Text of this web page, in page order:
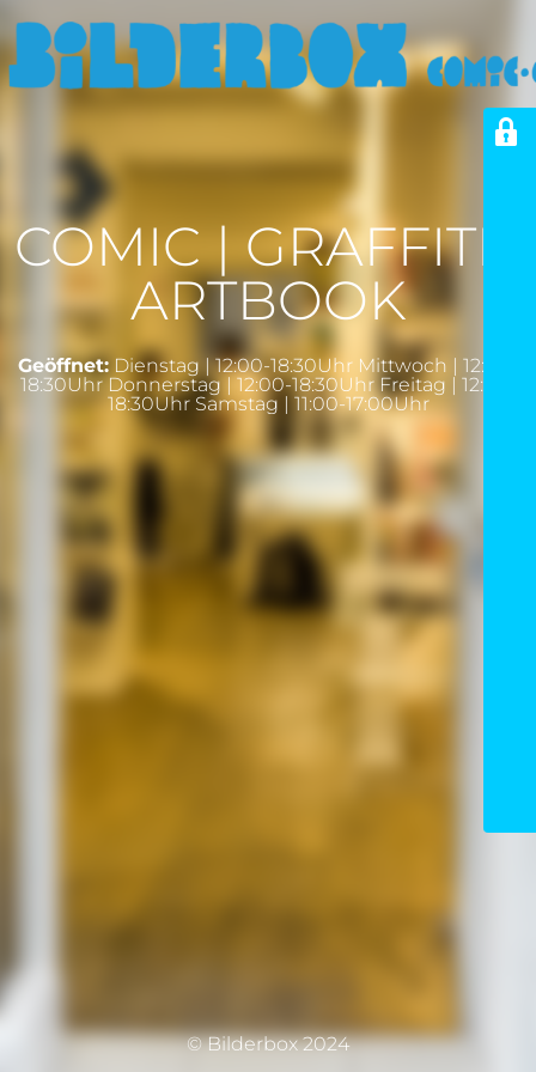
COMIC | GRAFFITI |
ARTBOOK
Geöffnet: Dienstag | 12:00-18:30Uhr Mittwoch | 12:00-
18:30Uhr Donnerstag | 12:00-18:30Uhr Freitag | 12:00-
18:30Uhr Samstag | 11:00-17:00Uhr
© Bilderbox 2024